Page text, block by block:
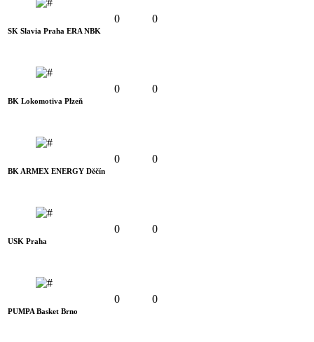
SK Slavia Praha ERA NBK
0 0
BK Lokomotiva Plzeň
0 0
BK ARMEX ENERGY Děčín
0 0
USK Praha
0 0
PUMPA Basket Brno
0 0